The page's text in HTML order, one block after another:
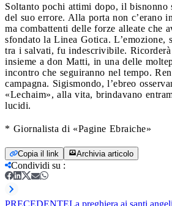
Soltanto pochi attimi dopo, il bisnonno
del suo errore. Alla porta non c’erano
ma combattenti delle forze alleate che
sfondato la Linea Gotica. L’emozione,
tra i salvati, fu indescrivibile.
insieme a don Matti, in una delle
incontro che seguiranno nel tempo.
campagna. Sigismondo, l’ebreo
«Lechaim», alla vita, brindavano
lucidi.
* Giornalista di «Pagine Ebraiche»
Copia il link Archivia articolo
Condividi su :
PRECEDENTELa preghiera ai santi